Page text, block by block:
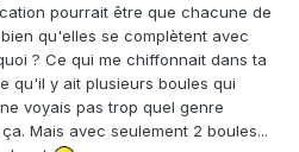
pourrait être que chacune de
qu'elles se complètent avec
? Ce qui me chiffonnait dans ta
qu'il y ait plusieurs boules qui
voyais pas trop quel genre
Mais avec seulement 2 boules...